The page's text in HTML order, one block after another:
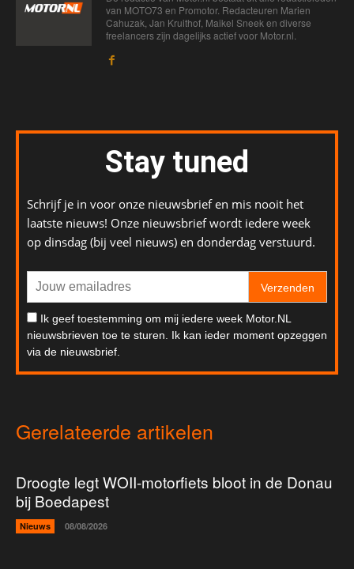
van MOTO73 en Promotor. Redacteuren Marien
Cahuzak, Jan Kruithof, Maikel Sneek en diverse
freelancers zijn dagelijks actief voor Motor.nl.
Stay tuned
Schrijf je in voor onze nieuwsbrief en mis nooit het
laatste nieuws! Onze nieuwsbrief wordt iedere week
op dinsdag (bij veel nieuws) en donderdag verstuurd.
Verzenden
Ik geef toestemming om mij iedere week Motor.NL
nieuwsbrieven toe te sturen. Ik kan ieder moment opzeggen
via de nieuwsbrief.
Gerelateerde artikelen
Droogte legt WOII-motorfiets bloot in de Donau
bij Boedapest
Nieuws 08/08/2026